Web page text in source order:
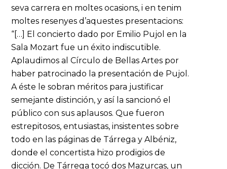
seva carrera en moltes ocasions, i en tenim
moltes resenyes d’aquestes presentacions:
“[…] El concierto dado por Emilio Pujol en la
Sala Mozart fue un éxito indiscutible.
Aplaudimos al Círculo de Bellas Artes por
haber patrocinado la presentación de Pujol.
A éste le sobran méritos para justificar
semejante distinción, y así la sancionó el
público con sus aplausos. Que fueron
estrepitosos, entusiastas, insistentes sobre
todo en las páginas de Tárrega y Albéniz,
donde el concertista hizo prodigios de
dicción. De Tárrega tocó dos Mazurcas, un